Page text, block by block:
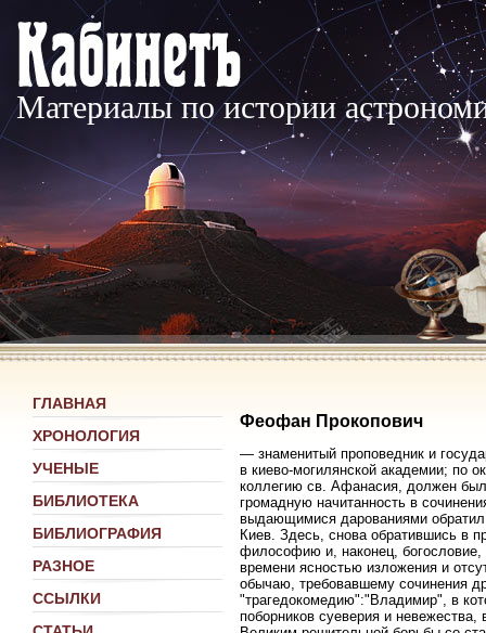
Материалы по истории
ГЛАВНАЯ
ХРОНОЛОГИЯ
УЧЕНЫЕ
БИБЛИОТЕКА
БИБЛИОГРАФИЯ
РАЗНОЕ
ССЫЛКИ
Феофан Прокопович
— знаменитый проповедник и
в киево-могилянской академии; по
коллегию св. Афанасия, должен
громадную начитанность в
выдающимися дарованиями обратил
Киев. Здесь, снова обратившись в
философию и, наконец, богословие,
времени ясностью изложения и
обычаю, требовавшему сочинения
"трагедокомедию":"Владимир", в
поборников суеверия и